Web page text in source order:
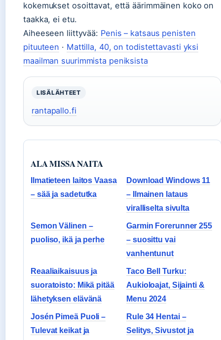
kokemukset osoittavat, että äärimmäinen koko on
taakka, ei etu.
Aiheeseen liittyvää: Penis – katsaus penisten
pituuteen · Mattilla, 40, on todistettavasti yksi
maailman suurimmista peniksista
LISÄLÄHTEET
rantapallo.fi
ALA MISSA NAITA
Ilmatieteen laitos Vaasa
– sää ja sadetutka
Download Windows 11
– Ilmainen lataus
viralliselta sivulta
Semon Välinen –
puoliso, ikä ja perhe
Garmin Forerunner 255
– suosittu vai
vanhentunut
Reaaliaikaisuus ja
suoratoisto: Mikä pitää
lähetyksen elävänä
Taco Bell Turku:
Aukioloajat, Sijainti &
Menu 2024
Josén Pimeä Puoli –
Tulevat keikat ja
Rule 34 Hentai –
Selitys, Sivustot ja